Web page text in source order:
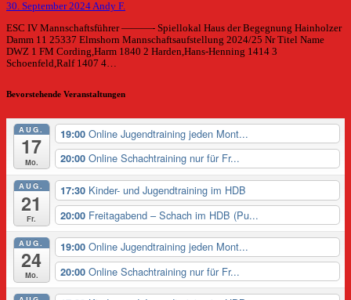
30. September 2024Andy F.
ESC IV Mannschaftsführer ———- Spiellokal Haus der Begegnung Hainholzer
Damm 11 25337 Elmshorn Mannschaftsaufstellung 2024/25 Nr Titel Name
DWZ 1 FM Cording,Harm 1840 2 Harden,Hans-Henning 1414 3
Schoenfeld,Ralf 1407 4…
Bevorstehende Veranstaltungen
AUG.
17
Mo.
19:00 Online Jugendtraining jeden Mont...
20:00 Online Schachtraining nur für Fr...
AUG.
21
Fr.
17:30 Kinder- und Jugendtraining im HDB
20:00 Freitagabend – Schach im HDB (Pu...
AUG.
24
Mo.
19:00 Online Jugendtraining jeden Mont...
20:00 Online Schachtraining nur für Fr...